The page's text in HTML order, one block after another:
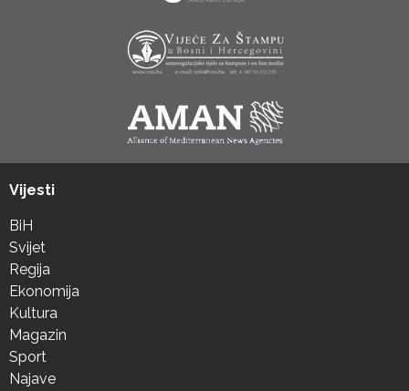
Vijesti
BiH
Svijet
Regija
Ekonomija
Kultura
Magazin
Sport
Najave